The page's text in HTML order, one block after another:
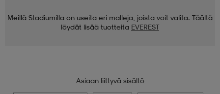
Meillä Stadiumilla on useita eri malleja, joista voit valita. Täältä
löydät lisää tuotteita EVEREST
Asiaan liittyvä sisältö